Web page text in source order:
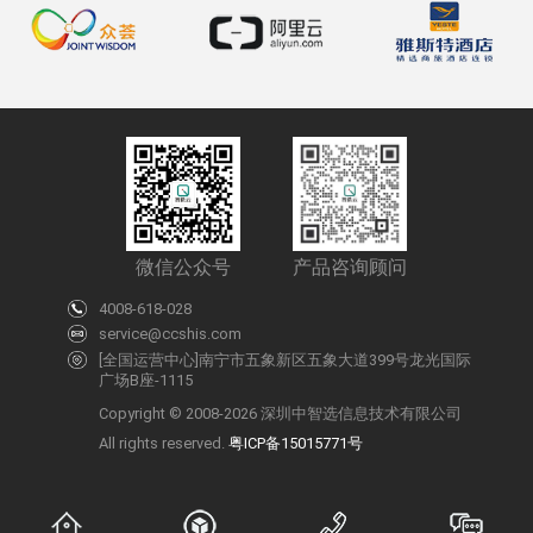
微信公众号 产品咨询顾问
4008-618-028
service@ccshis.com
[全国运营中心]南宁市五象新区五象大道399号龙光国际
广场B座-1115
Copyright © 2008-2026 深圳中智选信息技术有限公司
All rights reserved.粤ICP备15015771号